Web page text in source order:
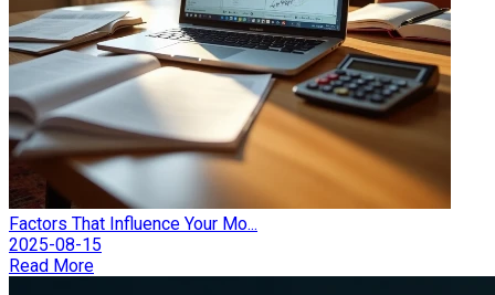
Factors That Influence Your Mo...
2025-08-15
Read More